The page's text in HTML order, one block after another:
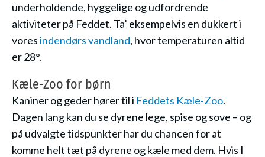
underholdende, hyggelige og udfordrende
aktiviteter på Feddet. Ta’ eksempelvis en dukkert i
voresindendørs vandland, hvor temperaturen altid
er 28°.
Kæle-Zoo for børn
Kaniner og geder hører til i Feddets Kæle-Zoo.
Dagen lang kan du se dyrene lege, spise og sove – og
på udvalgte tidspunkter har du chancen for at
komme helt tæt på dyrene og kæle med dem. Hvis I